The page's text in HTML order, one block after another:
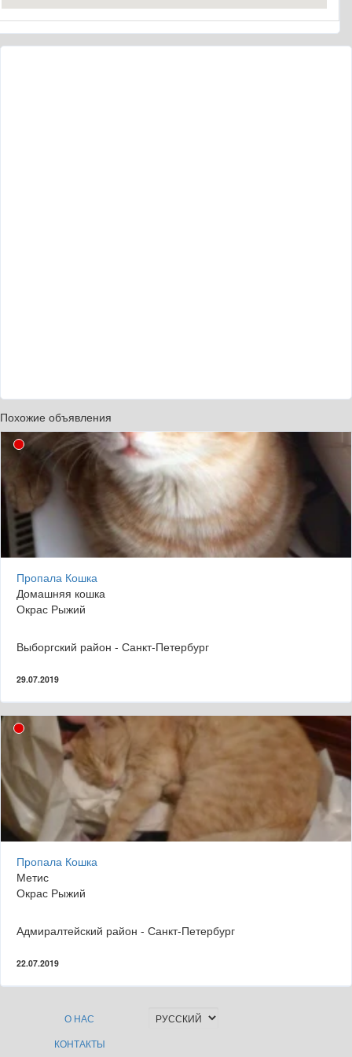
Похожие объявления
Пропала Кошка
Домашняя кошка
Окрас Рыжий
Выборгский район - Санкт-Петербург
29.07.2019
Пропала Кошка
Метис
Окрас Рыжий
Адмиралтейский район - Санкт-Петербург
22.07.2019
О НАС
КОНТАКТЫ